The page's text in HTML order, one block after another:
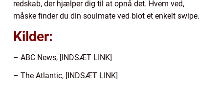
redskab, der hjælper dig til at opnå det. Hvem ved,
måske finder du din soulmate ved blot et enkelt swipe.
Kilder:
– ABC News, [INDSÆT LINK]
– The Atlantic, [INDSÆT LINK]